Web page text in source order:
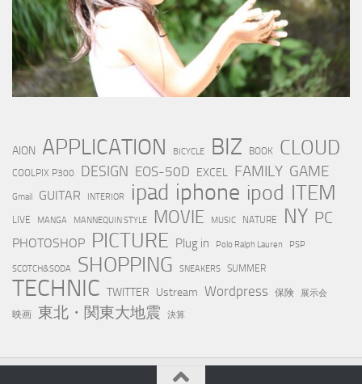
AION APPLICATION BICYCLE BIZ BOOK CLOUD
COOLPIX P300 DESIGN EOS-50D EXCEL FAMILY GAME
Gmail GUITAR INTERIOR ipad iphone ipod ITEM
LIVE MANGA MANNEQUIN STYLE MOVIE MUSIC NATURE NY PC
PHOTOSHOP PICTURE Plug in Polo Ralph Lauren PSP
SCOTCH&SODA SHOPPING SNEAKERS SUMMER
TECHNIC TWITTER Ustream Wordpress 保険 展示会
映画 東北・関東大地震 決算